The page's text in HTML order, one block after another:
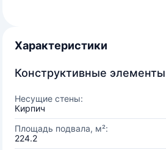
Характеристики
Конструктивные элементы
Несущие стены:
Кирпич
Площадь подвала, м²:
224.2